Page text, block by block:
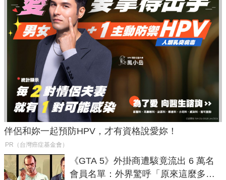
伴侶和妳一起預防HPV，才有資格說愛妳！
PR（台灣癌症基金會）
《GTA 5》外掛商遭駭竟流出 6 萬名
會員名單：外界驚呼「原來這麼多人